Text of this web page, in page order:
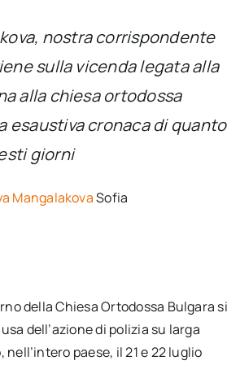
nostra corrispondente
sulla vicenda legata alla
alla chiesa ortodossa
esaustiva cronaca di quanto
giorni
MangalakovaSofia
della Chiesa Ortodossa Bulgara si
dell’azione di polizia su larga
paese, il 21 e 22 luglio